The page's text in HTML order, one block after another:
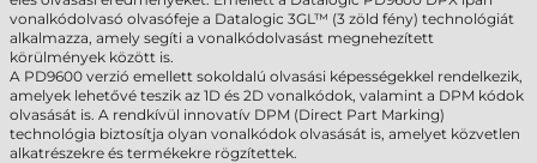
vonalkódolvasó olvasófeje a Datalogic 3GL™ (3 zöld fény) technológiát
alkalmazza, amely segíti a vonalkódolvasást megnehezített
körülmények között is.
A PD9600 verzió emellett sokoldalú olvasási képességekkel rendelkezik,
amelyek lehetővé teszik az 1D és 2D vonalkódok, valamint a DPM kódok
olvasását is. A rendkívül innovatív DPM (Direct Part Marking)
technológia biztosítja olyan vonalkódok olvasását is, amelyet közvetlen
alkatrészekre és termékekre rögzítettek.